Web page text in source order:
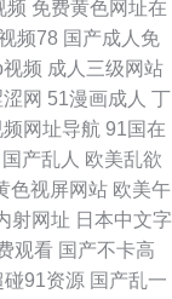
91麻豆之闺蜜双飞
地址 日韩成人操 91
站 日韩h网 伊人焦久
欧日韩黄网站免费
里有精品20 大香蕉
频 免费黄色网址在
频78 国产成人免
视频 成人三级网站
网 51漫画成人 丁
网址导航 91国在
国产乱人 欧美乱欲
色视屏网站 欧美午
射网址 日本中文字
观看 国产不卡高
碰91资源 国产乱一